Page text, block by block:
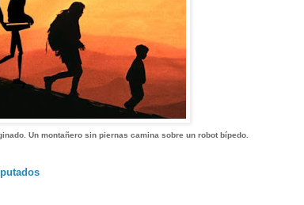
Un montañero sin piernas camina sobre un robot bípedo.